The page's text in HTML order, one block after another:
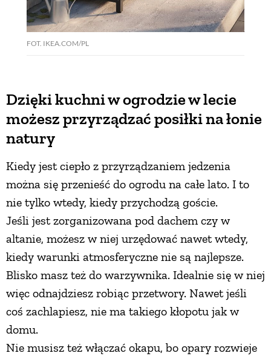
FOT. IKEA.COM/PL
Dzięki kuchni w ogrodzie w lecie
możesz przyrządzać posiłki na łonie
natury
Kiedy jest ciepło z przyrządzaniem jedzenia
można się przenieść do ogrodu na całe lato. I to
nie tylko wtedy, kiedy przychodzą goście.
Jeśli jest zorganizowana pod dachem czy w
altanie, możesz w niej urzędować nawet wtedy,
kiedy warunki atmosferyczne nie są najlepsze.
Blisko masz też do warzywnika. Idealnie się w niej
więc odnajdziesz robiąc przetwory. Nawet jeśli
coś zachlapiesz, nie ma takiego kłopotu jak w
domu.
Nie musisz też włączać okapu, bo opary rozwieje
DODATKI